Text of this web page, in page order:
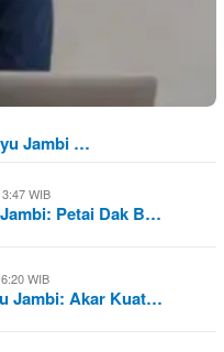
Jambi …
WIB
Petai Dak B…
WIB
Jambi: Akar Kuat…